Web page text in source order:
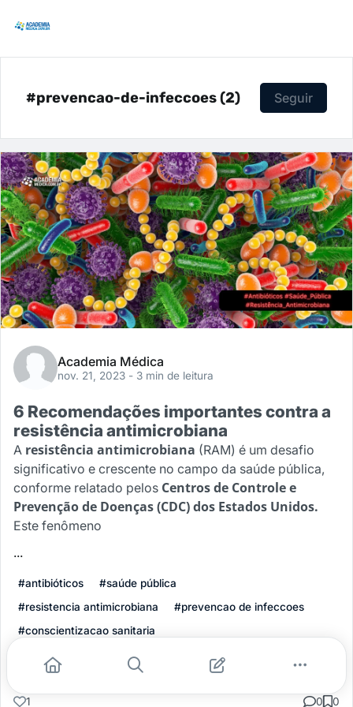
#prevencao-de-infeccoes (2) Seguir
Academia Médica
nov. 21, 2023 - 3 min de leitura
6 Recomendações importantes contra a
resistência antimicrobiana
A resistência antimicrobiana (RAM) é um desafio
significativo e crescente no campo da saúde pública,
conforme relatado pelos Centros de Controle e
Prevenção de Doenças (CDC) dos Estados Unidos.
Este fenômeno
...
#antibióticos
#saúde pública
#resistencia antimicrobiana
#prevencao de infeccoes
#conscientizacao sanitaria
Leia mais
1 0 0